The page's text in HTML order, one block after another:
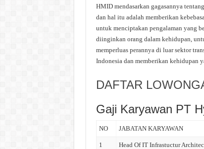
HMID mendasarkan gagasannya
dan hal itu adalah memberikan
untuk menciptakan pengalaman yang
diinginkan orang dalam kehidupan,
memperluas perannya di luar sektor
Indonesia dan memberikan kehidupan
DAFTAR
Gaji Karyawan PT
NO JABATAN KARYAWAN
1 Head Of IT Infrastuctur